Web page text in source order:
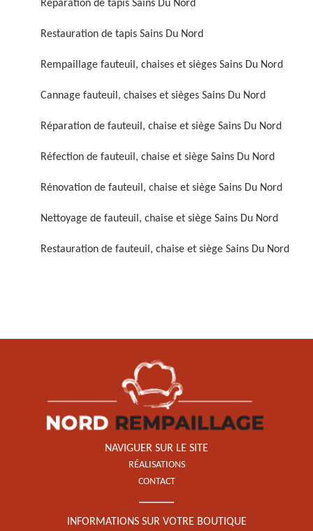
chaise et siège 59
chaise et siège 59
Rénovation de fauteuil,
Nettoyage de fauteuil,
Réparation de tapis Sains Du Nord
Restauration de tapis Sains Du Nord
Rempaillage fauteuil, chaises et sièges Sains Du Nord
Cannage fauteuil, chaises et sièges Sains Du Nord
Réparation de fauteuil, chaise et siège Sains Du Nord
Réfection de fauteuil, chaise et siège Sains Du Nord
Rénovation de fauteuil, chaise et siège Sains Du Nord
Nettoyage de fauteuil, chaise et siège Sains Du Nord
Restauration de fauteuil, chaise et siège Sains Du Nord
NAVIGUER SUR LE SITE
RÉALISATIONS
CONTACT
INFORMATIONS SUR VOTRE BOUTIQUE